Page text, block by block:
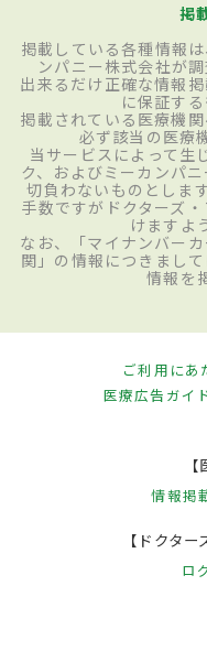
掲
掲載している各種情報
ンパニー株式会社が
出来るだけ正確な情報
に保証す
掲載されている医療機
必ず該当の医療
当サービスによって生
ク、およびミーカンパ
切負わないものとしま
手数ですがドクターズ
けますよ
なお、「マイナンバー
関」の情報につきまし
情報を
ご利用にあ
医療広告ガイ
情報掲
【ドクタ
ロ